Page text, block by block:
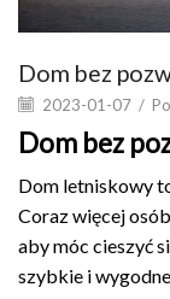
Dom bez
2023-01-07 /
Dom bez
Dom letniskowy
Coraz więcej
aby móc cieszyć
szybkie i